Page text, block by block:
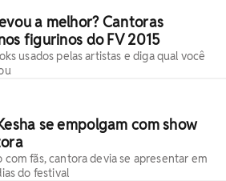
a melhor? Cantoras
figurinos do FV 2015
usados pelas artistas e diga qual você
se empolgam com show
com fãs, cantora devia se apresentar em
do festival